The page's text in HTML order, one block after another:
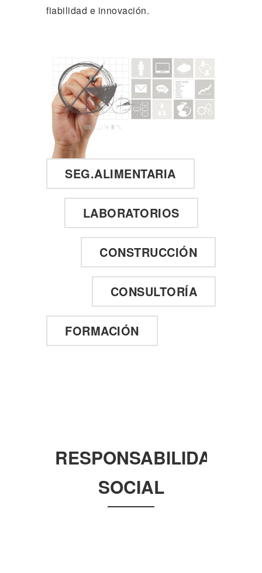
fiabilidad e innovación.
SEG.ALIMENTARIA
LABORATORIOS
CONSTRUCCIÓN
CONSULTORÍA
FORMACIÓN
RESPONSABILIDAD
SOCIAL